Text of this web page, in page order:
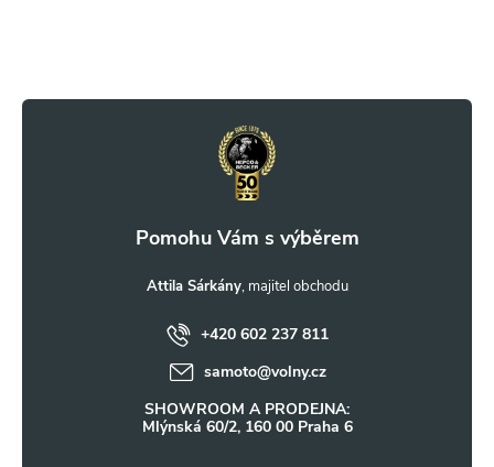
Attila Sárkány
+420 602 237 811
samoto@volny.cz
SHOWROOM A PRODEJNA:
Mlýnská 60/2, 160 00 Praha 6